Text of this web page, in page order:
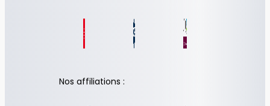
Nos affiliations :